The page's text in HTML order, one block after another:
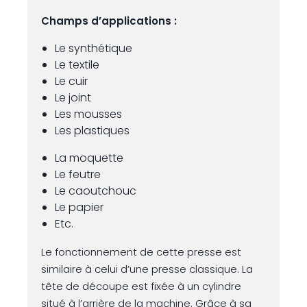
Champs d’applications :
Le synthétique
Le textile
Le cuir
Le joint
Les mousses
Les plastiques
La moquette
Le feutre
Le caoutchouc
Le papier
Etc.
Le fonctionnement de cette presse est
similaire à celui d’une presse classique. La
tête de découpe est fixée à un cylindre
situé à l’arrière de la machine. Grâce à sa